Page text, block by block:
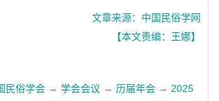
文章来源：中国民俗学网
【本文责编：王娜】
民俗学会 → 学会会议 → 历届年会 → 2025